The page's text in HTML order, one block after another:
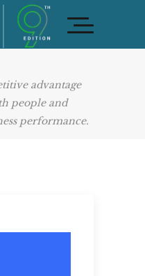
advantage
people and
performance.